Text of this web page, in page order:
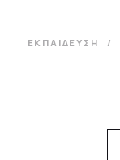
ΕΚΠΑΙΔΕΥΣΗ